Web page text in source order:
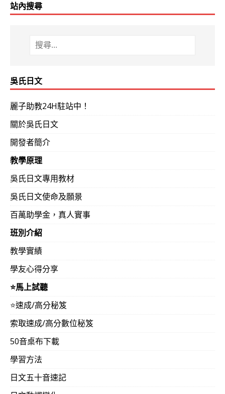
站內搜尋
吳氏日文
麗子助教24H駐站中！
關於吳氏日文
開發者簡介
教學原理
吳氏日文專用教材
吳氏日文使命及願景
百萬助學金，真人實事
班別介紹
教學實績
學友心得分享
⭐️馬上試聽
⭐️速成/高分秘笈
索取速成/高分數位秘笈
50音桌布下載
學習方法
日文五十音速記